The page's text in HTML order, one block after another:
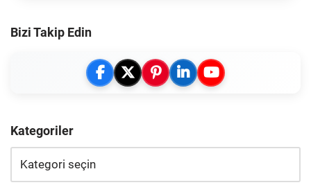
Bizi Takip Edin
Kategoriler